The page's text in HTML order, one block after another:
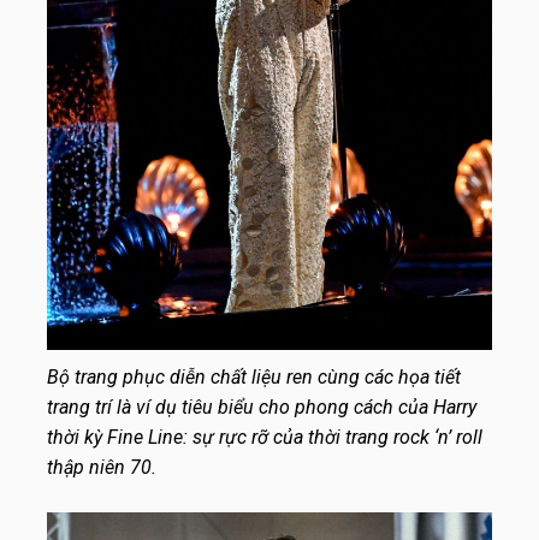
Bộ trang phục diễn chất liệu ren cùng các họa tiết
trang trí là ví dụ tiêu biểu cho phong cách của Harry
thời kỳ Fine Line: sự rực rỡ của thời trang rock ‘n’ roll
thập niên 70.